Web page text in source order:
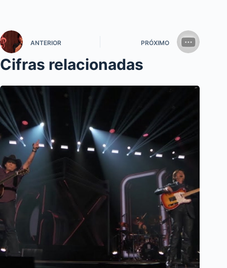
ANTERIOR PRÓXIMO
Cifras relacionadas